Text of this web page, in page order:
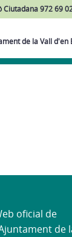
Ciutadana 972 69
de la Vall d'en
oficial de
de